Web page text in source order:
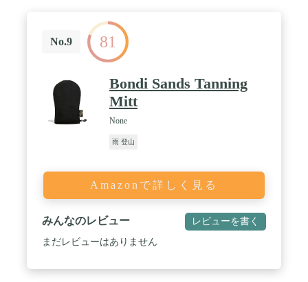
No.9 81
Bondi Sands Tanning
Mitt
None
雨 登山
Amazonで詳しく見る
みんなのレビュー レビューを書く
まだレビューはありません